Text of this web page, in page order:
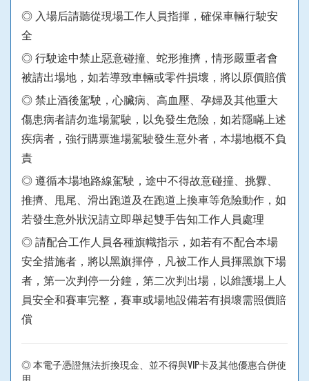
◎ 入場后請聽從現場工作人員指揮，確保車輛行駛安
全
◎ 行駛途中禁止惡意碰撞、蛇形推擠，情形嚴重者會
被請出場地，如若導致車輛或零件損壞，將以原價賠償
◎ 禁止酒後駕駛，心臟病、高血壓、孕婦及其他重大
傷患病者請勿進場駕駛，以免發生危險，如若隱瞞上述
疾病者，強行購票進場駕駛發生意外者，本場地概不負
責
◎ 遵循本場地路線駕駛，途中不得故意碰撞、挑釁、
推擠、甩尾、滑出跑道及在跑道上換車等危險動作，如
若發生意外狀況請立即舉起雙手告知工作人員處理
◎ 請配合工作人員各種旗幟指示，如若有不配合本場
安全措施者，將以黑旗揮停，凡被工作人員揮黑旗下場
者，第一次判停一分鐘，第二次判出場，以維護場上人
員安全和賽車完整，賽車或場地設備若有損壞需照價賠
償
◎ 本電子憑證無法折換現金、並不得與VIP卡及其他優惠合併使
用。